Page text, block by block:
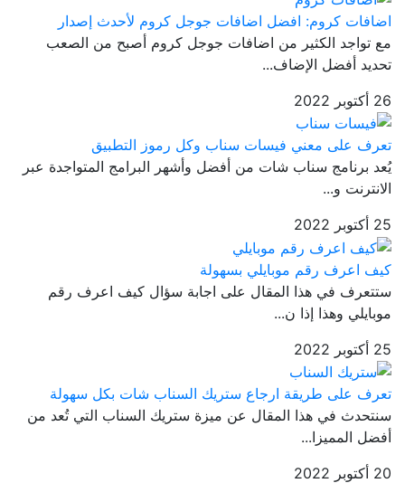
اضافات كروم: افضل اضافات جوجل كروم لأحدث إصدار
مع تواجد الكثير من اضافات جوجل كروم أصبح من الصعب
تحديد أفضل الإضاف...
26 أكتوبر 2022
تعرف على معني فيسات سناب وكل رموز التطبيق
يُعد برنامج سناب شات من أفضل وأشهر البرامج المتواجدة عبر
الانترنت و...
25 أكتوبر 2022
كيف اعرف رقم موبايلي بسهولة
ستتعرف في هذا المقال على اجابة سؤال كيف اعرف رقم
موبايلي وهذا إذا ن...
25 أكتوبر 2022
تعرف على طريقة ارجاع ستريك السناب شات بكل سهولة
سنتحدث في هذا المقال عن ميزة ستريك السناب التي تُعد من
أفضل المميزا...
20 أكتوبر 2022